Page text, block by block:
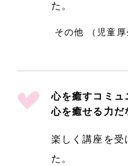
た。
その他 （児童
心を癒すコミュ
心を癒せる力だ
楽しく講座を受
た。